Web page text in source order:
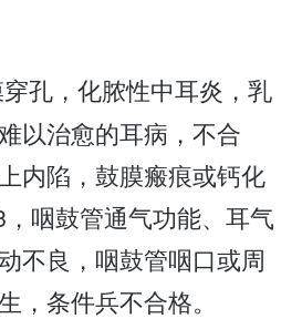
孔，化脓性中耳炎，乳
以治愈的耳病，不合
内陷，鼓膜瘢痕或钙化
咽鼓管通气功能、耳气
不良，咽鼓管咽口或周
，条件兵不合格。